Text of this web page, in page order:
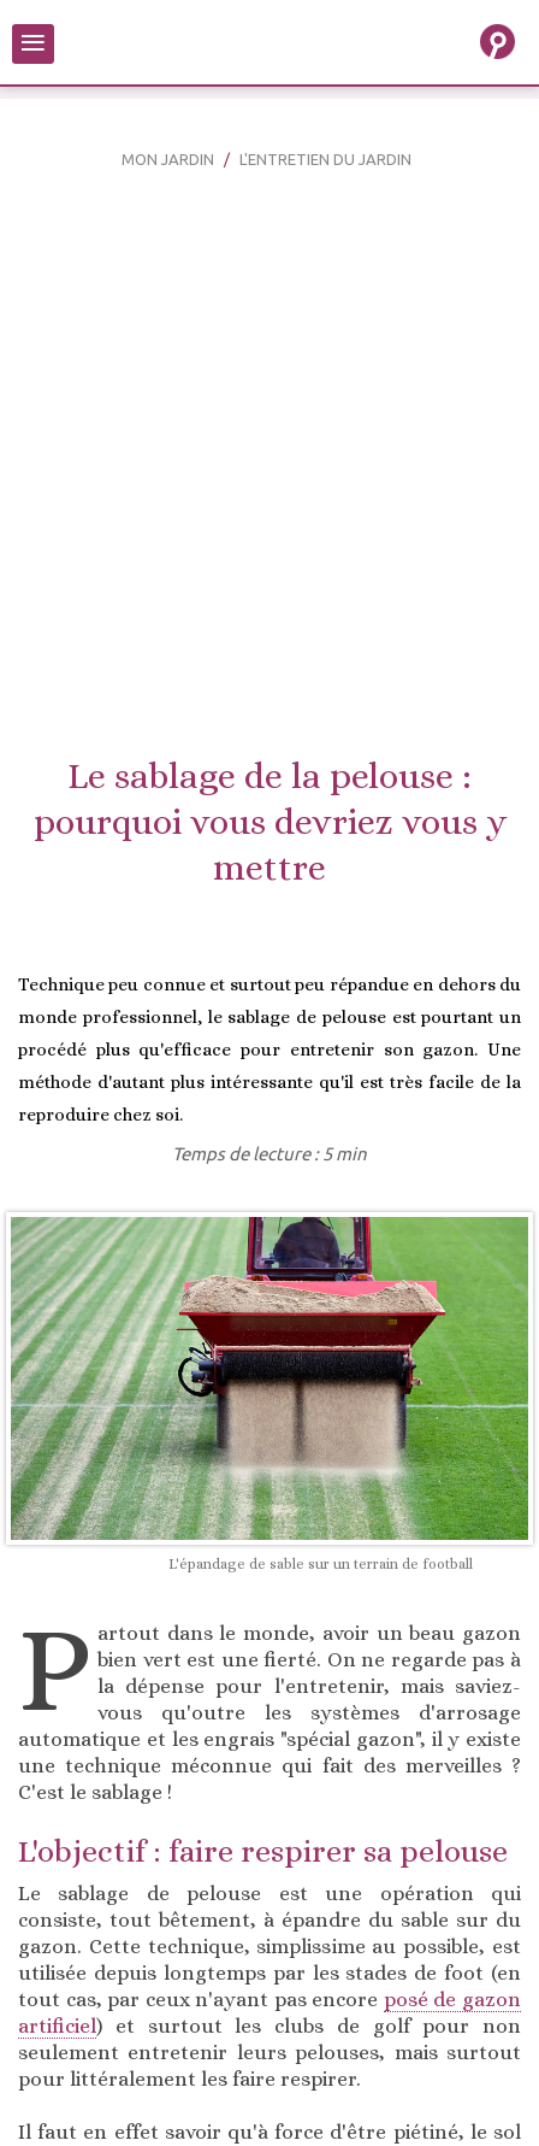
≡
MON JARDIN L'ENTRETIEN DU JARDIN
Le sablage de la pelouse :
pourquoi vous devriez vous y
mettre
Technique peu connue et surtout peu répandue en dehors du
monde professionnel, le sablage de pelouse est pourtant un
procédé plus qu'efficace pour entretenir son gazon. Une
méthode d'autant plus intéressante qu'il est très facile de la
reproduire chez soi.
Temps de lecture : 5 min
L'épandage de sable sur un terrain de football
P artout dans le monde, avoir un beau gazon
bien vert est une fierté. On ne regarde pas à
la dépense pour l'entretenir, mais saviez-
vous qu'outre les systèmes d'arrosage
automatique et les engrais "spécial gazon", il y existe
une technique méconnue qui fait des merveilles ?
C'est le sablage !
L'objectif : faire respirer sa pelouse
Le sablage de pelouse est une opération qui
consiste, tout bêtement, à épandre du sable sur du
gazon. Cette technique, simplissime au possible, est
utilisée depuis longtemps par les stades de foot (en
tout cas, par ceux n'ayant pas encore posé de gazon
artificiel) et surtout les clubs de golf pour non
seulement entretenir leurs pelouses, mais surtout
pour littéralement les faire respirer.
Il faut en effet savoir qu'à force d'être piétiné, le sol